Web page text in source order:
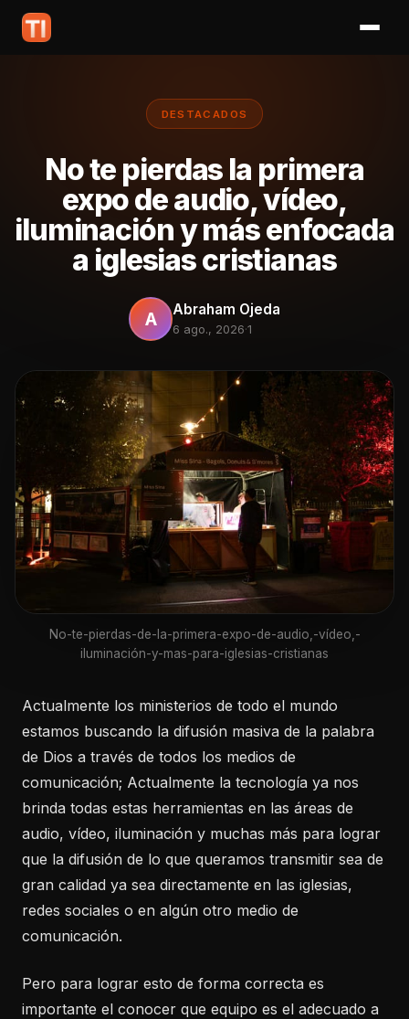
DESTACADOS
No te pierdas la primera
expo de audio, vídeo,
iluminación y más enfocada
a iglesias cristianas
A Abraham Ojeda
6 ago., 2026·1
No-te-pierdas-de-la-primera-expo-de-audio,-vídeo,-
iluminación-y-mas-para-iglesias-cristianas
Actualmente los ministerios de todo el mundo
estamos buscando la difusión masiva de la palabra
de Dios a través de todos los medios de
comunicación; Actualmente la tecnología ya nos
brinda todas estas herramientas en las áreas de
audio, vídeo, iluminación y muchas más para lograr
que la difusión de lo que queramos transmitir sea de
gran calidad ya sea directamente en las iglesias,
redes sociales o en algún otro medio de
comunicación.
Pero para lograr esto de forma correcta es
importante el conocer que equipo es el adecuado a